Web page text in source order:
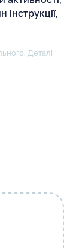
інструкції,
Деталі